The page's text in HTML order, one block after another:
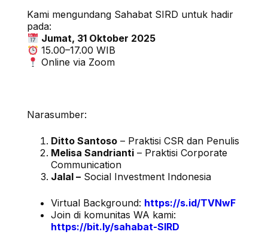
Kami mengundang Sahabat SIRD untuk hadir
pada:
Jumat, 31 Oktober 2025
15.00–17.00 WIB
Online via Zoom
Narasumber:
Ditto Santoso – Praktisi CSR dan Penulis
Melisa Sandrianti – Praktisi Corporate
Communication
Jalal – Social Investment Indonesia
Virtual Background: https://s.id/TVNwF
Join di komunitas WA kami:
https://bit.ly/sahabat-SIRD